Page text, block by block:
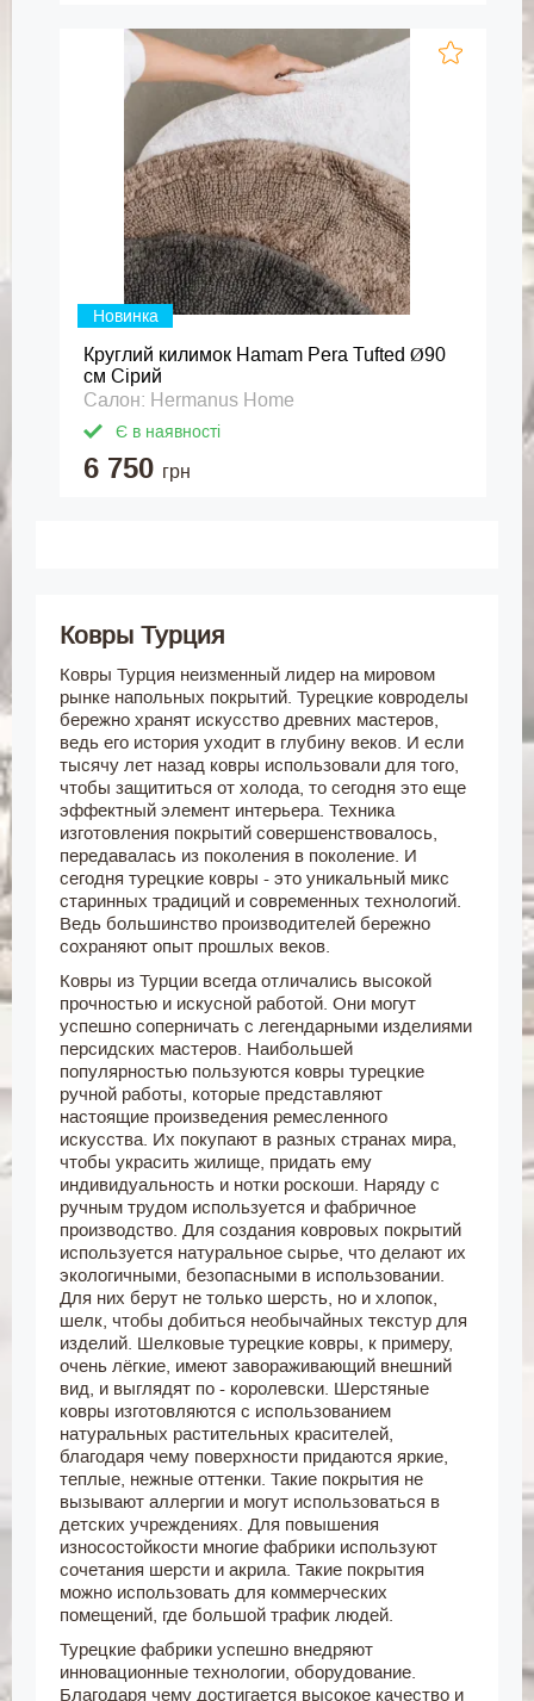
Новинка
Круглий килимок Hamam Pera Tufted Ø90
см Сірий
Салон: Hermanus Home
Є в наявності
6 750 грн
Ковры Турция
Ковры Турция неизменный лидер на мировом
рынке напольных покрытий. Турецкие ковроделы
бережно хранят искусство древних мастеров,
ведь его история уходит в глубину веков. И если
тысячу лет назад ковры использовали для того,
чтобы защититься от холода, то сегодня это еще
эффектный элемент интерьера. Техника
изготовления покрытий совершенствовалось,
передавалась из поколения в поколение. И
сегодня турецкие ковры - это уникальный микс
старинных традиций и современных технологий.
Ведь большинство производителей бережно
сохраняют опыт прошлых веков.
Ковры из Турции всегда отличались высокой
прочностью и искусной работой. Они могут
успешно соперничать с легендарными изделиями
персидских мастеров. Наибольшей
популярностью пользуются ковры турецкие
ручной работы, которые представляют
настоящие произведения ремесленного
искусства. Их покупают в разных странах мира,
чтобы украсить жилище, придать ему
индивидуальность и нотки роскоши. Наряду с
ручным трудом используется и фабричное
производство. Для создания ковровых покрытий
используется натуральное сырье, что делают их
экологичными, безопасными в использовании.
Для них берут не только шерсть, но и хлопок,
шелк, чтобы добиться необычайных текстур для
изделий. Шелковые турецкие ковры, к примеру,
очень лёгкие, имеют завораживающий внешний
вид, и выглядят по - королевски. Шерстяные
ковры изготовляются с использованием
натуральных растительных красителей,
благодаря чему поверхности придаются яркие,
теплые, нежные оттенки. Такие покрытия не
вызывают аллергии и могут использоваться в
детских учреждениях. Для повышения
износостойкости многие фабрики используют
сочетания шерсти и акрила. Такие покрытия
можно использовать для коммерческих
помещений, где большой трафик людей.
Турецкие фабрики успешно внедряют
инновационные технологии, оборудование.
Благодаря чему достигается высокое качество и